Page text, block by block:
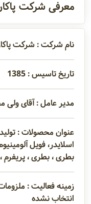
اطلاعات
تماس
مدیران و
مسئولین
گالری
سابقه
شرکت
معرفی شرکت
نام شرکت : شرکت
تاریخ تاسیس : 1385
مدیر عامل : آقای ولی
عنوان محصولات :
اسلایدر، فویل
بطری ، بطری ، پریفرم
زمینه فعالیت :
انتخاب نشده